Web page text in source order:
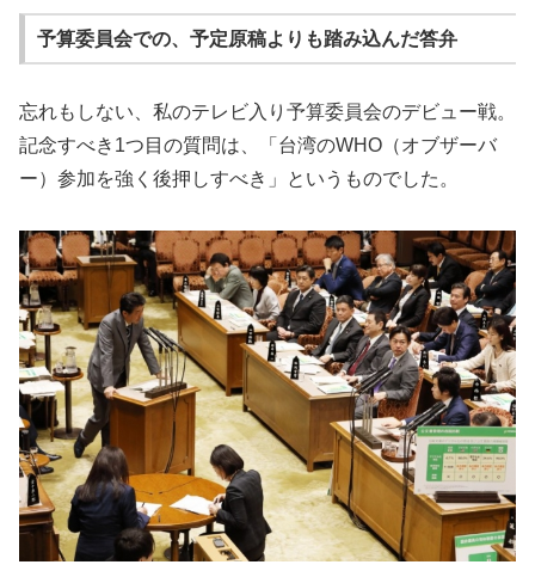
予算委員会での、予定原稿よりも踏み込んだ答弁
忘れもしない、私のテレビ入り予算委員会のデビュー戦。
記念すべき1つ目の質問は、「台湾のWHO（オブザーバ
ー）参加を強く後押しすべき」というものでした。